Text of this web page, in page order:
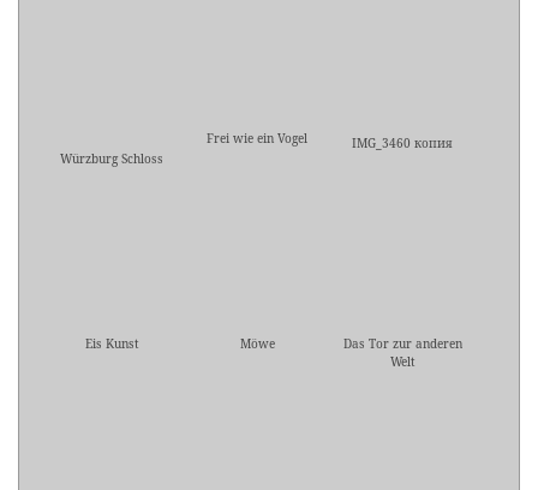
Würzburg Schloss
Frei wie ein Vogel IMG_3460 копия
Eis Kunst Möwe
Das Tor zur anderen
Welt